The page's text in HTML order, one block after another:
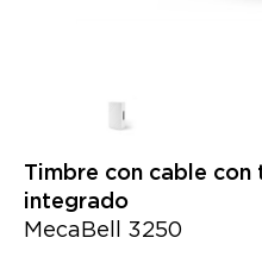
Timbre con cable
integrado
MecaBell 3250